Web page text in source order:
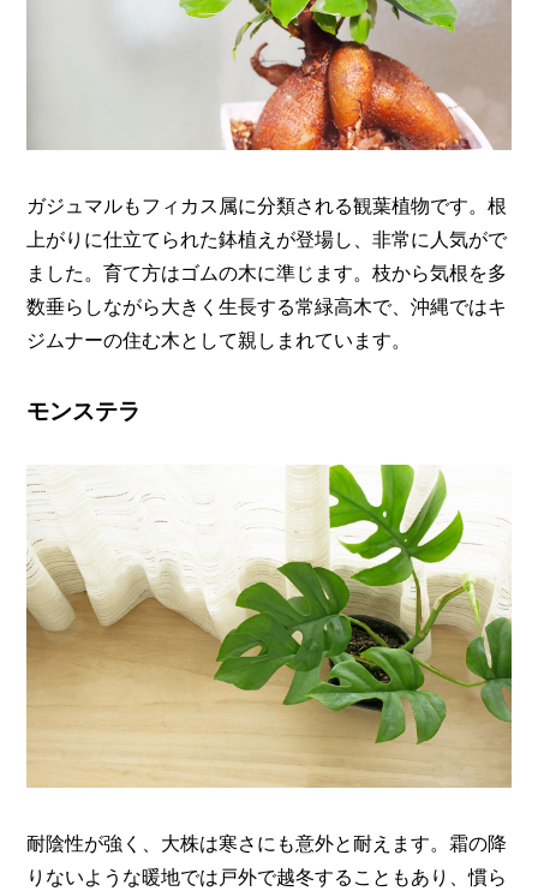
ガジュマルもフィカス属に分類される観葉植物です。根
上がりに仕立てられた鉢植えが登場し、非常に人気がで
ました。育て方はゴムの木に準じます。枝から気根を多
数垂らしながら大きく生長する常緑高木で、沖縄ではキ
ジムナーの住む木として親しまれています。
モンステラ
耐陰性が強く、大株は寒さにも意外と耐えます。霜の降
りないような暖地では戸外で越冬することもあり、慣ら